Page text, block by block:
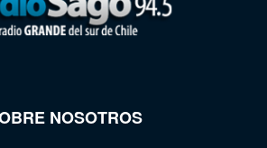
NOSOTROS